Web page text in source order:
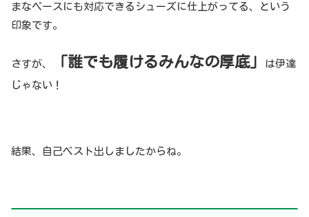
まなペースにも対応できるシューズに仕上がってる、という
印象です。
さすが、 「誰でも履けるみんなの厚底」 は伊達
じゃない！
結果、自己ベスト出しましたからね。